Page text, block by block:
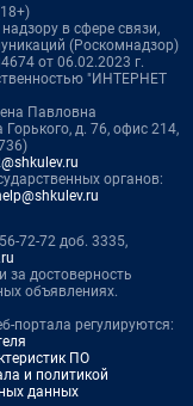
в сфере связи,
(Роскомнадзор)
от 06.02.2023 г.
"ИНТЕРНЕТ
Павловна
д. 76, офис 214,
органов:
72-72 доб. 3335,
за достоверность
объявлениях.
портала регулируются:
ПО
и политикой
данных